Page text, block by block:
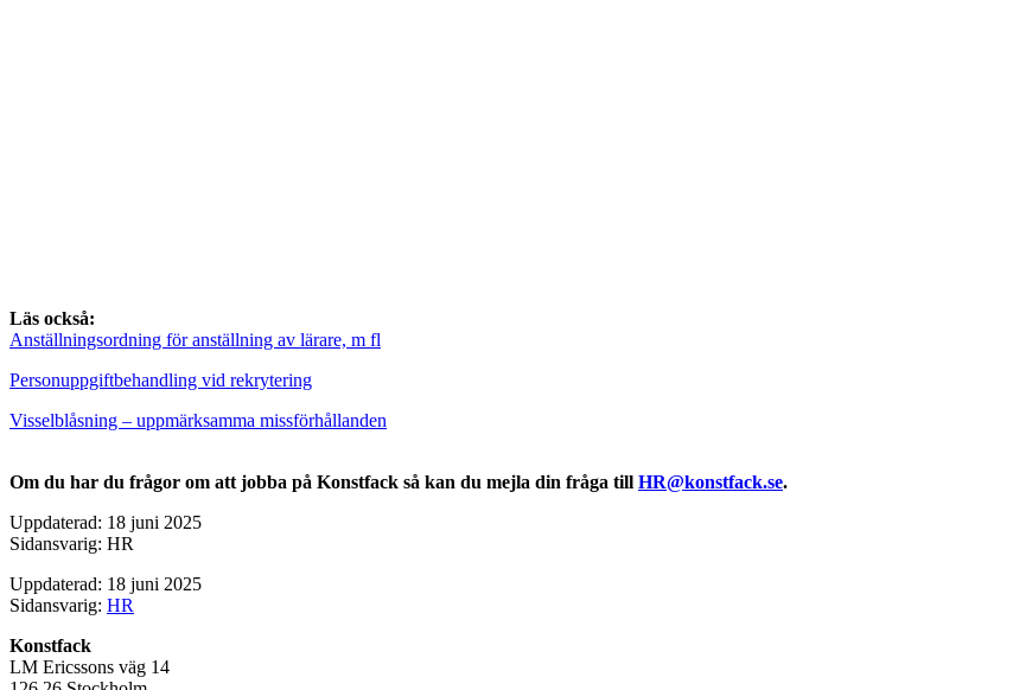
Läs också:
Anställningsordning för anställning av lärare, m fl
Personuppgiftbehandling vid rekrytering
Visselblåsning – uppmärksamma missförhållanden
Om du har du frågor om att jobba på Konstfack så kan du mejla din fråga till HR@konstfack.se.
Uppdaterad: 18 juni 2025
Sidansvarig: HR
Uppdaterad: 18 juni 2025
Sidansvarig: HR
Konstfack
LM Ericssons väg 14